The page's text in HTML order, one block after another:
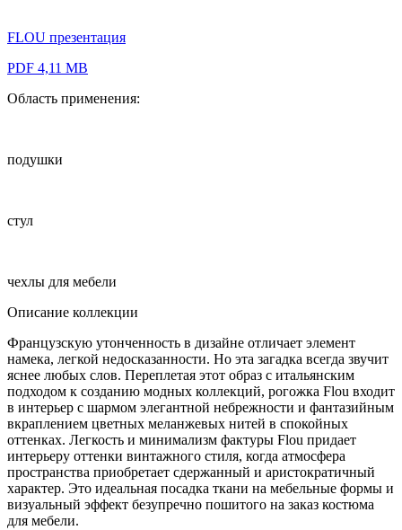
FLOU презентация
PDF 4,11 MB
Область применения:
подушки
стул
чехлы для мебели
Описание коллекции
Французскую утонченность в дизайне отличает элемент
намека, легкой недосказанности. Но эта загадка всегда звучит
яснее любых слов. Переплетая этот образ с итальянским
подходом к созданию модных коллекций, рогожка Flou входит
в интерьер с шармом элегантной небрежности и фантазийным
вкраплением цветных меланжевых нитей в спокойных
оттенках. Легкость и минимализм фактуры Flou придает
интерьеру оттенки винтажного стиля, когда атмосфера
пространства приобретает сдержанный и аристократичный
характер. Это идеальная посадка ткани на мебельные формы и
визуальный эффект безупречно пошитого на заказ костюма
для мебели.